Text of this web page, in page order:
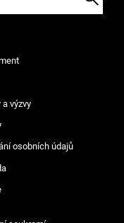
a výzvy
osobních údajů